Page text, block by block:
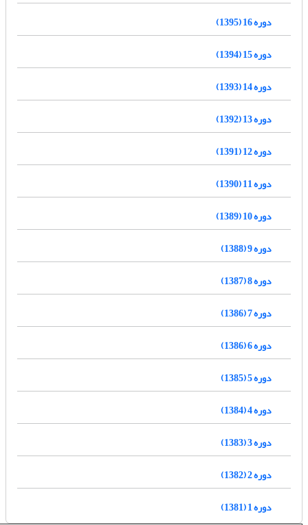
دوره 16 (1395)
دوره 15 (1394)
دوره 14 (1393)
دوره 13 (1392)
دوره 12 (1391)
دوره 11 (1390)
دوره 10 (1389)
دوره 9 (1388)
دوره 8 (1387)
دوره 7 (1386)
دوره 6 (1386)
دوره 5 (1385)
دوره 4 (1384)
دوره 3 (1383)
دوره 2 (1382)
دوره 1 (1381)